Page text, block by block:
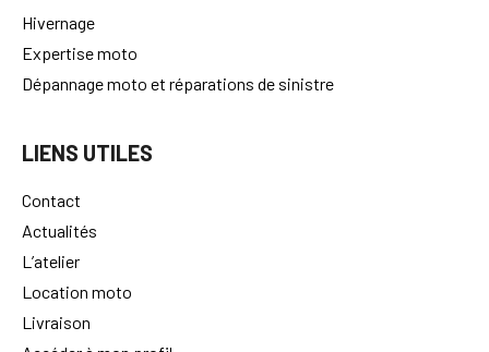
Hivernage
Expertise moto
Dépannage moto et réparations de sinistre
LIENS UTILES
Contact
Actualités
L’atelier
Location moto
Livraison